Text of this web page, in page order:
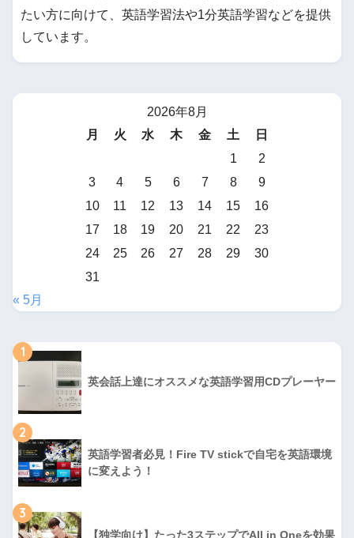
たい方に向けて、英語学習法や1分英語学習などを提供
しています。
2026年8月
月
火 水 木 金 土
日
1
2
3
4 5 6 7 8
9
10
11 12 13 14 15
16
17
18 19 20 21 22
23
24
25 26 27 28 29
30
31
« 5月
1
英会話上達にオススメな英語学習用CDプレーヤー
2
英語学習者必見！Fire TV stickで自宅を英語環境
に変えよう！
3
【独学向け】たった3ステップでAll in Oneを効果